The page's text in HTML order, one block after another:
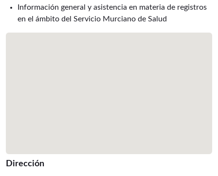
Información general y asistencia en materia de registros
en el ámbito del Servicio Murciano de Salud
Dirección